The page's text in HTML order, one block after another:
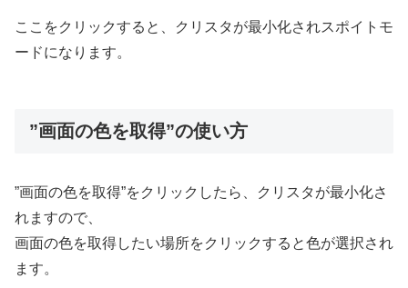
ここをクリックすると、クリスタが最小化されスポイトモ
ードになります。
”画面の色を取得”の使い方
”画面の色を取得”をクリックしたら、クリスタが最小化さ
れますので、
画面の色を取得したい場所をクリックすると色が選択され
ます。